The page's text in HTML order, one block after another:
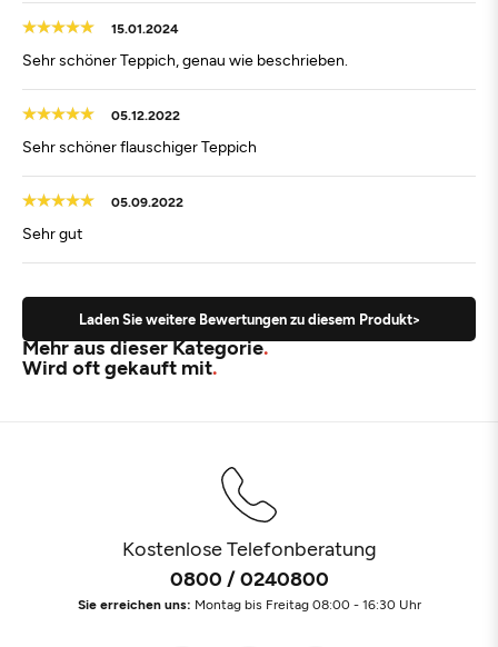
15.01.2024
Sehr schöner Teppich, genau wie beschrieben.
05.12.2022
Sehr schöner flauschiger Teppich
05.09.2022
Sehr gut
Laden Sie weitere Bewertungen zu diesem Produkt>
Mehr aus dieser Kategorie
Wird oft gekauft mit
Kostenlose Telefonberatung
0800 / 0240800
Sie erreichen uns: Montag bis Freitag 08:00 - 16:30 Uhr